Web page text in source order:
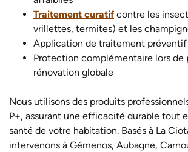
Traitement curatifcontre les
vrillettes, termites) et les
Application de traitement
Protection complémentaire lors de
rénovation globale
Nous utilisons des produits
P+, assurant une efficacité durable tout
santé de votre habitation. Basés à La
intervenons à Gémenos, Aubagne,